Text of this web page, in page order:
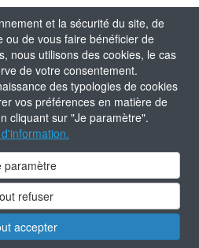
et la sécurité du site, de
ou de vous faire bénéficier de
nous utilisons des cookies, le cas
de votre consentement.
des typologies de cookies
vos préférences en matière de
cliquant sur "Je paramètre".
paramètre
refuser
accepter